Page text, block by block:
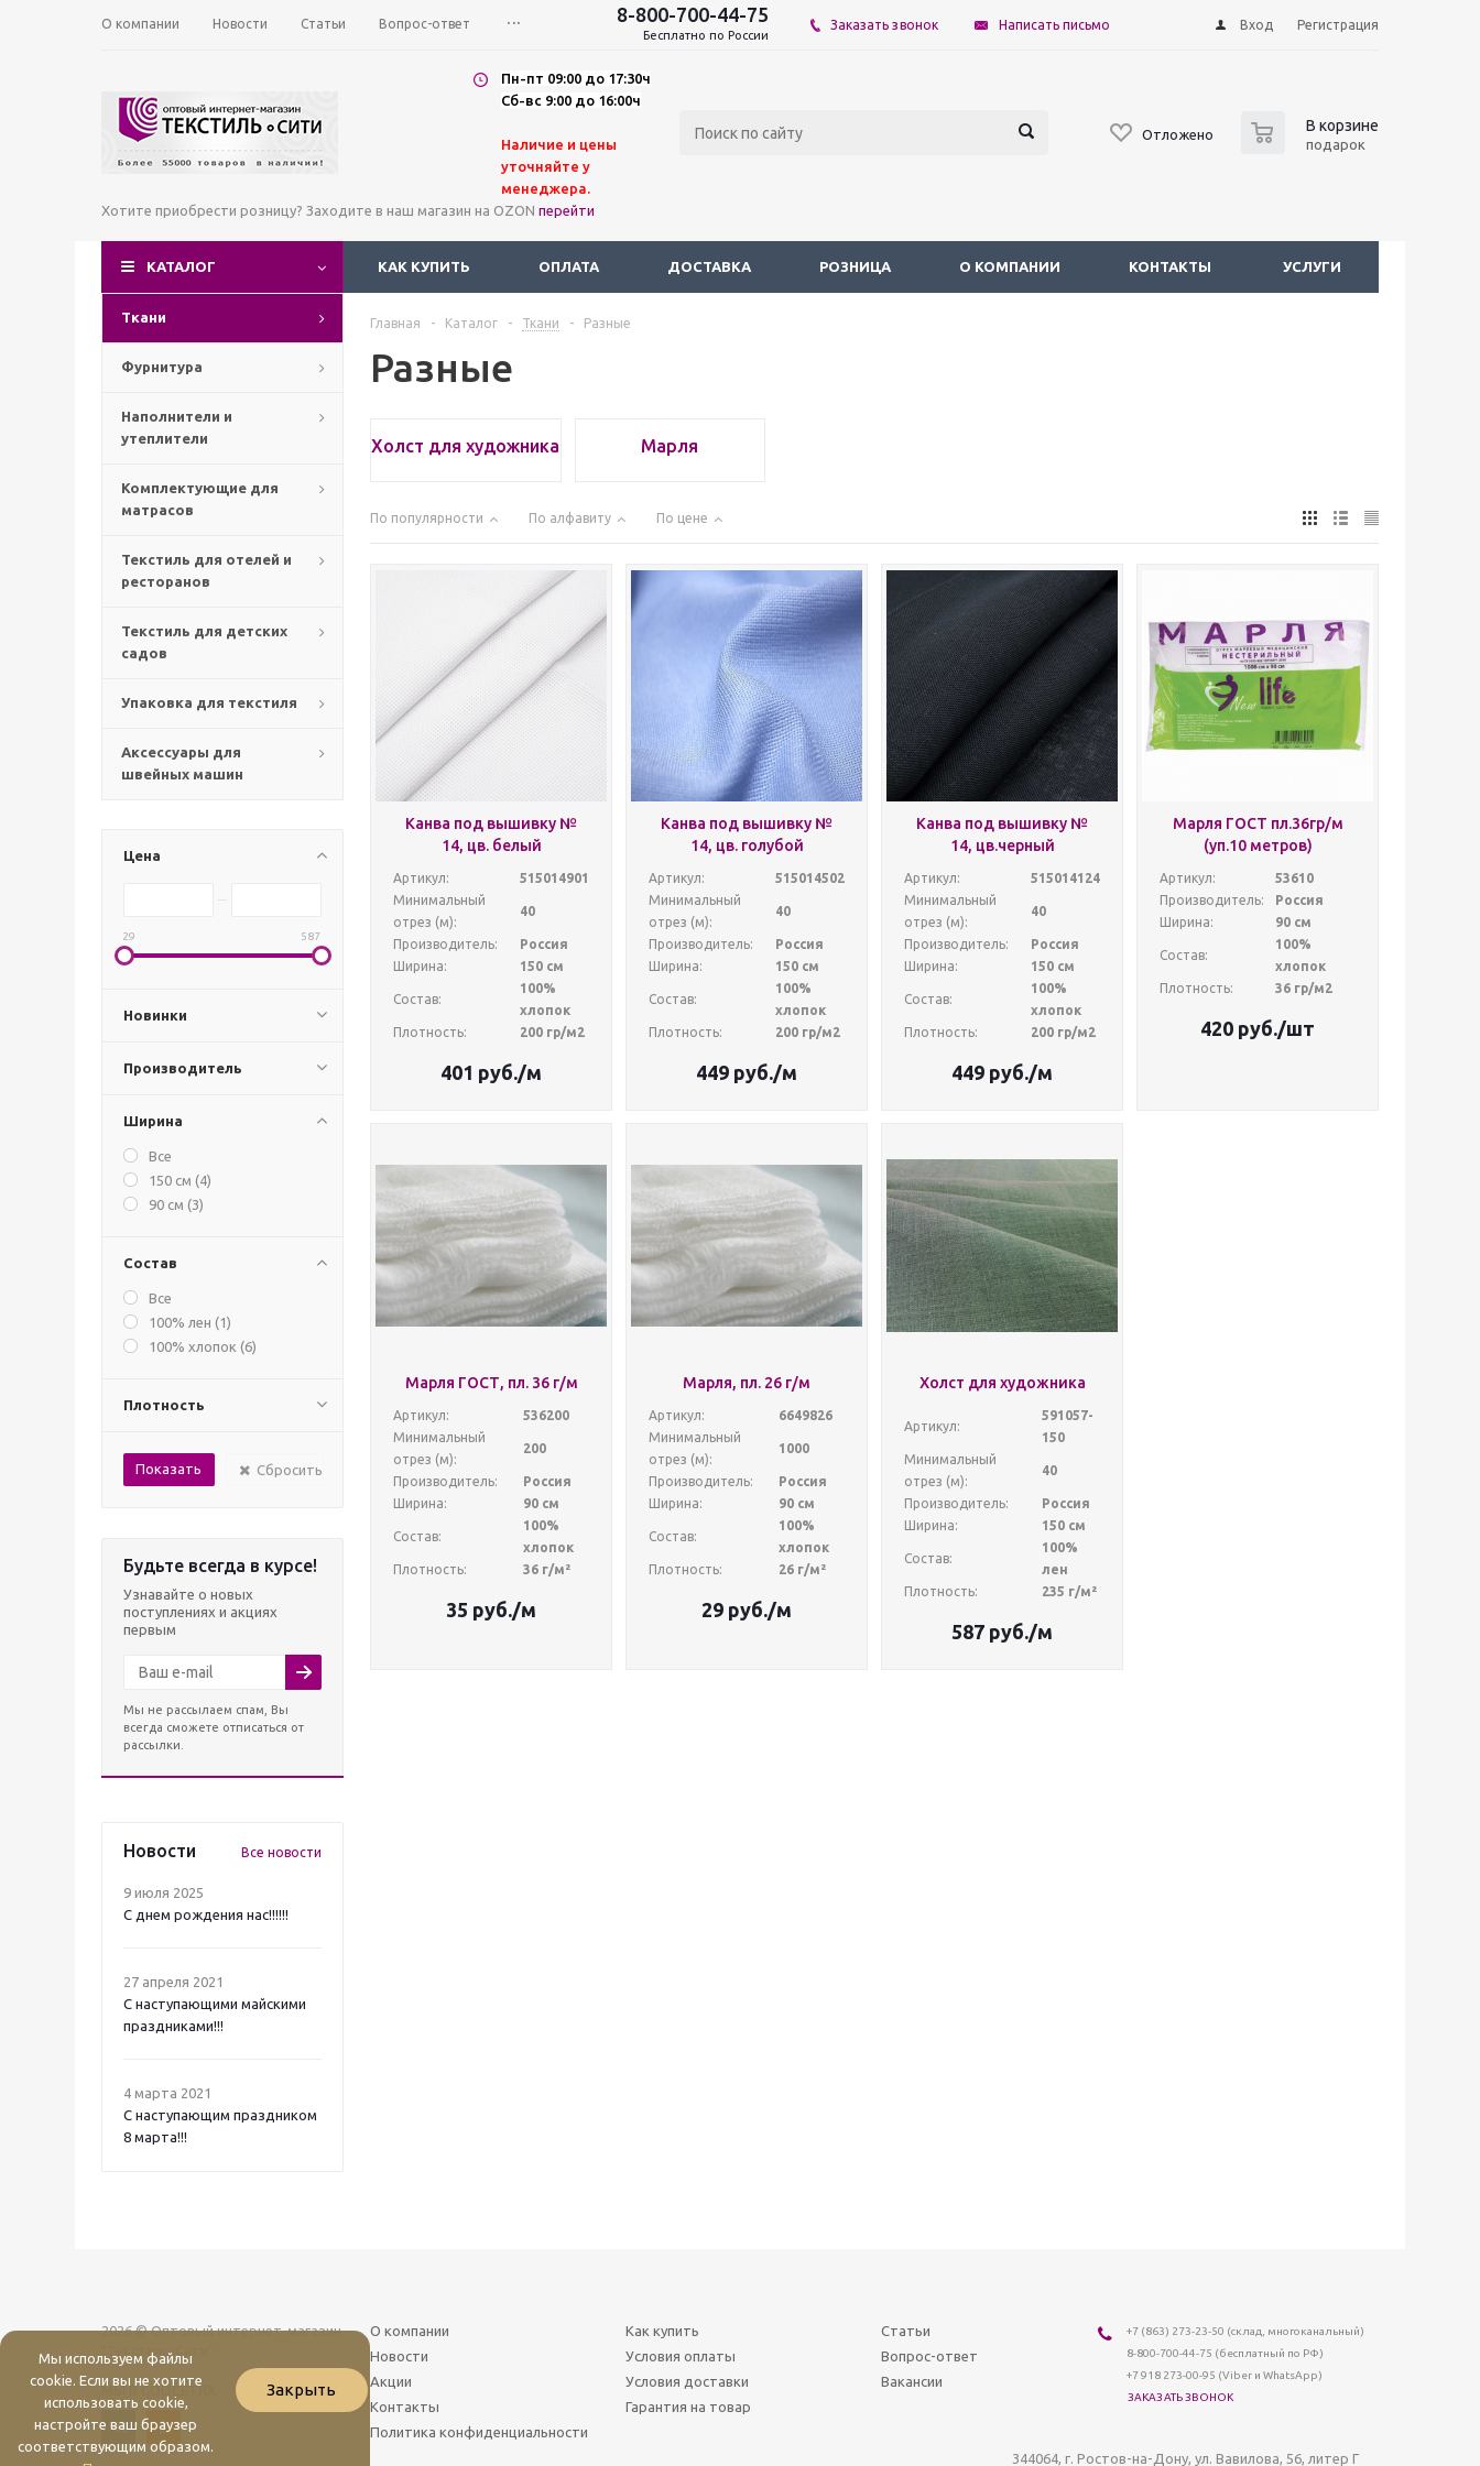
О компании Новости Статьи Вопрос-ответ ... 8-800-700-44-75
Бесплатно по России
Заказать звонок Написать письмо Вход Регистрация
Пн-пт 09:00 до 17:30ч
Сб-вс 9:00 до 16:00ч
Наличие и цены
уточняйте у
менеджера.
Отложено В корзине
подарок
Хотите приобрести розницу? Заходите в наш магазин на OZON перейти
КАТАЛОГ КАК КУПИТЬ ОПЛАТА ДОСТАВКА РОЗНИЦА О КОМПАНИИ КОНТАКТЫ УСЛУГИ
Ткани
Фурнитура
Наполнители и
утеплители
Комплектующие для
матрасов
Текстиль для отелей и
ресторанов
Текстиль для детских
садов
Упаковка для текстиля
Аксессуары для
швейных машин
Цена
29 587
Новинки
Производитель
Ширина
Все
150 см (4)
90 см (3)
Состав
Все
100% лен (1)
100% хлопок (6)
Плотность
Сбросить
Будьте всегда в курсе!
Узнавайте о новых
поступлениях и акциях
первым
Мы не рассылаем спам, Вы
всегда сможете отписаться от
рассылки.
Новости Все новости
9 июля 2025
С днем рождения нас!!!!!!
27 апреля 2021
C наступающими майскими
праздниками!!!
4 марта 2021
C наступающим праздником
8 марта!!!
Главная - Каталог - Ткани - Разные
Разные
Холст для художника Марля
По популярности По алфавиту По цене
Канва под вышивку №
14, цв. белый
Артикул:
515014901
Минимальный
отрез (м):
40
Производитель:
Россия
Ширина:
150 см
Состав:
100%
хлопок
Плотность:
200 гр/м2
401 руб./м
Канва под вышивку №
14, цв. голубой
Артикул:
515014502
Минимальный
отрез (м):
40
Производитель:
Россия
Ширина:
150 см
Состав:
100%
хлопок
Плотность:
200 гр/м2
449 руб./м
Канва под вышивку №
14, цв.черный
Артикул:
515014124
Минимальный
отрез (м):
40
Производитель:
Россия
Ширина:
150 см
Состав:
100%
хлопок
Плотность:
200 гр/м2
449 руб./м
Марля ГОСТ пл.36гр/м
(уп.10 метров)
Артикул:
53610
Производитель:
Россия
Ширина:
90 см
Состав:
100%
хлопок
Плотность:
36 гр/м2
420 руб./шт
Марля ГОСТ, пл. 36 г/м
Артикул:
536200
Минимальный
отрез (м):
200
Производитель:
Россия
Ширина:
90 см
Состав:
100%
хлопок
Плотность:
36 г/м²
35 руб./м
Марля, пл. 26 г/м
Артикул:
6649826
Минимальный
отрез (м):
1000
Производитель:
Россия
Ширина:
90 см
Состав:
100%
хлопок
Плотность:
26 г/м²
29 руб./м
Холст для художника
Артикул:
591057-
150
Минимальный
отрез (м):
40
Производитель:
Россия
Ширина:
150 см
Состав:
100%
лен
Плотность:
235 г/м²
587 руб./м
2026 © Оптовый интернет-магазин
"Текстиль-Сити"
МЫ В СОЦСЕТЯХ
О компании
Новости
Акции
Контакты
Политика конфиденциальности
Как купить
Условия оплаты
Условия доставки
Гарантия на товар
Статьи
Вопрос-ответ
Вакансии
+7 (863) 273-23-50 (склад, многоканальный)
8-800-700-44-75 (бесплатный по РФ)
+7 918 273-00-95 (Viber и WhatsApp)
ЗАКАЗАТЬ ЗВОНОК
344064, г. Ростов-на-Дону, ул. Вавилова, 56, литер Г
Мы используем файлы
cookie. Если вы не хотите
использовать cookie,
настройте ваш браузер
соответствующим образом.
Закрыть